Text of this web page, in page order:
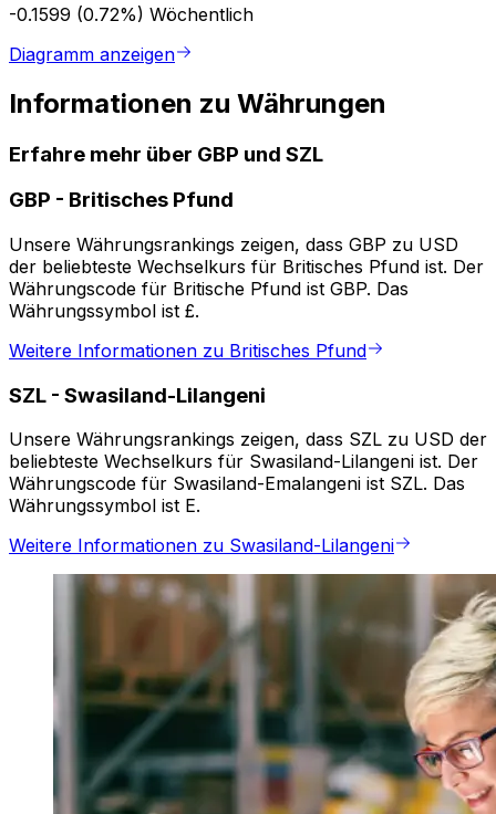
-0.1599 (0.72%) Wöchentlich
Diagramm anzeigen
Informationen zu Währungen
Erfahre mehr über GBP und SZL
GBP - Britisches Pfund
Unsere Währungsrankings zeigen, dass GBP zu USD
der beliebteste Wechselkurs für Britisches Pfund ist. Der
Währungscode für Britische Pfund ist GBP. Das
Währungssymbol ist £.
Weitere Informationen zu Britisches Pfund
SZL - Swasiland-Lilangeni
Unsere Währungsrankings zeigen, dass SZL zu USD der
beliebteste Wechselkurs für Swasiland-Lilangeni ist. Der
Währungscode für Swasiland-Emalangeni ist SZL. Das
Währungssymbol ist E.
Weitere Informationen zu Swasiland-Lilangeni